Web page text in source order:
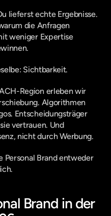
lieferst echte Ergebnisse.
die Anfragen
weniger Expertise
Sichtbarkeit.
Region erleben wir
Algorithmen
Entscheidungsträger
vertrauen. Und
nicht durch Werbung.
Personal Brand entweder
Brand in der